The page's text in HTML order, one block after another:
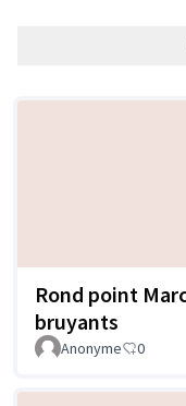
Rond point
bruyants
Anonyme 0